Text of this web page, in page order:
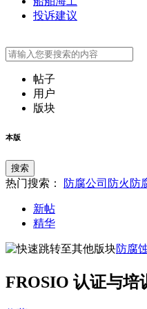
投诉建议
帖子
用户
版块
本版
搜索
热门搜索： 防腐公司 防火 防
新帖
精华
防腐
FROSIO 认证与培